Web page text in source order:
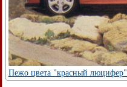
Пежо цвета "красный люцифер"